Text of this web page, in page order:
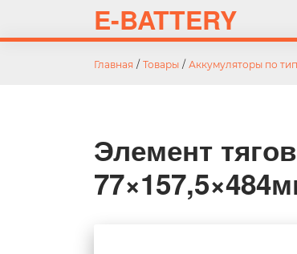
E-BATTERY
Главная / Товары / Аккумуляторы по
Элемент